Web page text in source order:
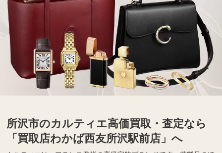
所沢市のカルティエ高価買取・査定なら
「買取店わかば西友所沢駅前店」へ